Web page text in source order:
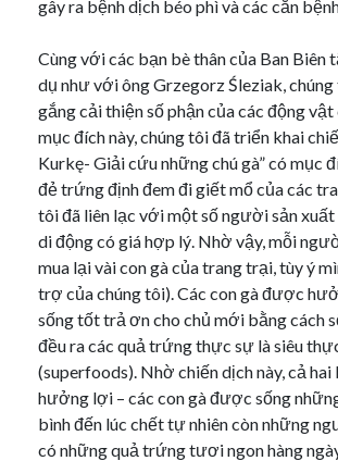
gây ra bệnh dịch béo phì và các căn
Cùng với các bạn bè thân của Ban Biên
dụ như với ông Grzegorz Śleziak,
gắng cải thiện số phận của các động
mục đích này, chúng tôi đã triển khai
Kurkę- Giải cứu những chú gà” có mục
đẻ trứng định đem đi giết mổ của các
tôi đã liên lạc với một số người sản xuất
di động có giá hợp lý. Nhờ vậy, mỗi
mua lại vài con gà của trang trại, tùy ý
trợ của chúng tôi). Các con gà được
sống tốt trả ơn cho chủ mới bằng cách
đều ra các quả trứng thực sự là siêu
(superfoods). Nhờ chiến dịch này, cả
hưởng lợi – các con gà được sống
bình đến lúc chết tự nhiên còn những
có những quả trứng tươi ngon hàng